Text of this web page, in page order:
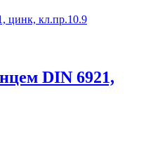
DIN 6921,